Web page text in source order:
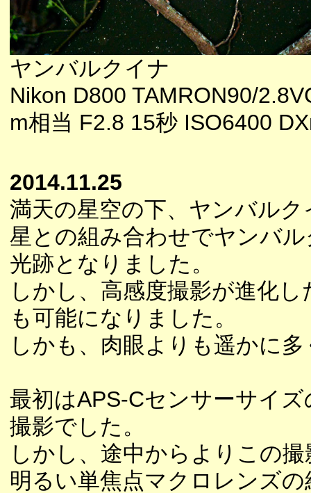
ヤンバルクイナ
Nikon D800 TAMRON90/
m相当 F2.8 15秒 ISO6400
2014.11.25
満天の星空の下、ヤンバル
星との組み合わせでヤンバ
光跡となりました。
しかし、高感度撮影が進化
も可能になりました。
しかも、肉眼よりも遥かに
最初はAPS-Cセンサーサイ
撮影でした。
しかし、途中からよりこの
明るい単焦点マクロレンズ